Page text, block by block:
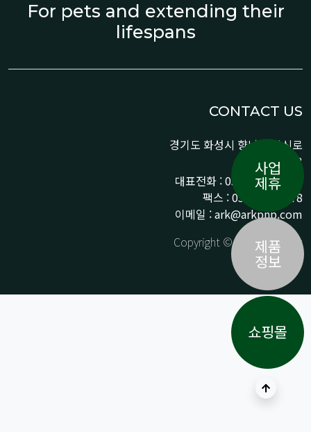
For pets and extending their
lifespans
CONTACT US
경기도 화성시 향남읍 상신로
290-13
대표전화 : 031-359-9776 /
팩스 : 031-359-9778
이메일 : ark@arkpnp.com
Copyright © ARK All Rights
Reserved.
상단으로
사업
제휴
제품
정보
쇼핑몰